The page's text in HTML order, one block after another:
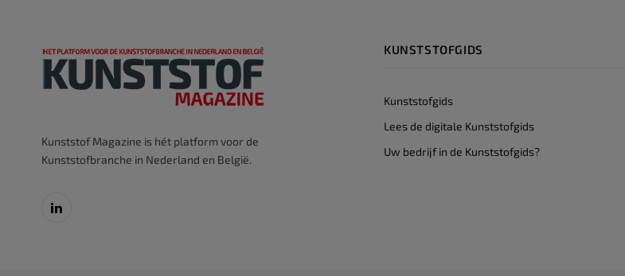
Kunststof Magazine is hét platform voor de
Kunststofbranche in Nederland en België.
LinkedIn
KUNSTSTOFGIDS
Kunststofgids
Lees de digitale Kunststofgids
Uw bedrijf in de Kunststofgids?